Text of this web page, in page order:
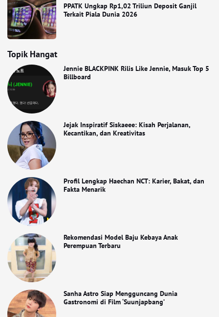
PPATK Ungkap Rp1,02 Triliun Deposit Ganjil
Terkait Piala Dunia 2026
Topik Hangat
Jennie BLACKPINK Rilis Like Jennie, Masuk Top 5
Billboard
Jejak Inspiratif Siskaeee: Kisah Perjalanan,
Kecantikan, dan Kreativitas
Profil Lengkap Haechan NCT: Karier, Bakat, dan
Fakta Menarik
Rekomendasi Model Baju Kebaya Anak
Perempuan Terbaru
Sanha Astro Siap Mengguncang Dunia
Gastronomi di Film ‘Suunjapbang’